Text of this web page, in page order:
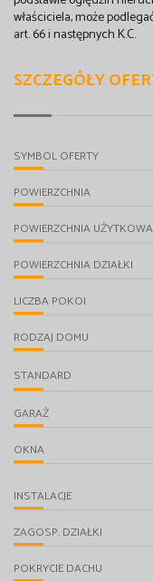
właściciela, może
art. 66 i następnych K.C.
SZCZEGÓŁY
SYMBOL OFERTY
POWIERZCHNIA
POWIERZCHNIA UŻYTKOWA
POWIERZCHNIA DZIAŁKI
LICZBA POKOI
RODZAJ DOMU
STANDARD
GARAŻ
OKNA
INSTALACJE
ZAGOSP. DZIAŁKI
POKRYCIE DACHU